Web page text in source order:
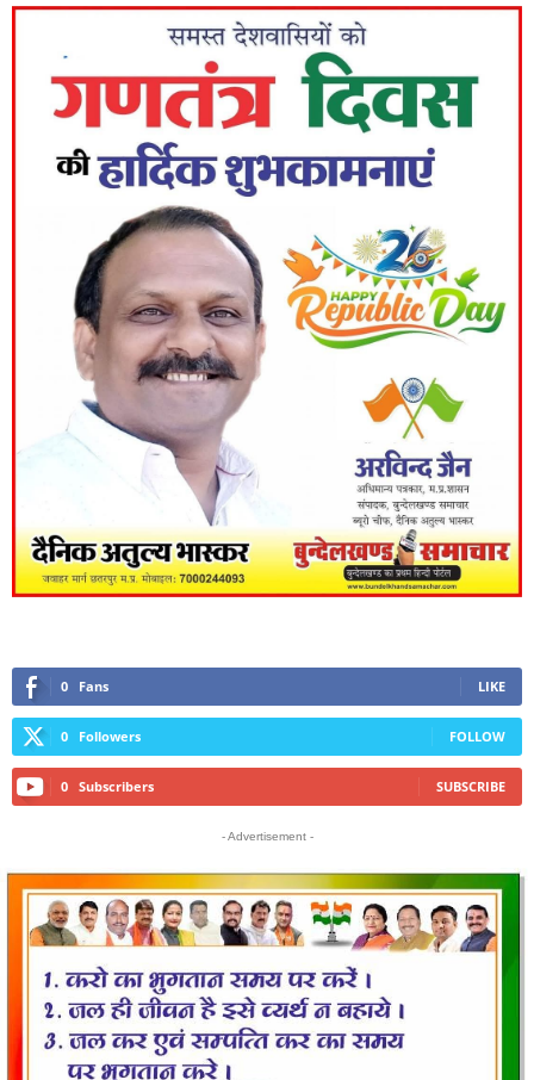
0 Fans LIKE
0 Followers FOLLOW
0 Subscribers SUBSCRIBE
- Advertisement -